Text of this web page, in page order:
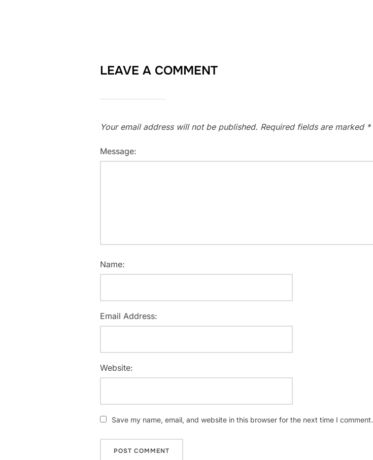
LEAVE A COMMENT
Your email address will not be published. Required fields are marked *
Message:
Name:
Email Address:
Website:
Save my name, email, and website in this browser for the next time I comment.